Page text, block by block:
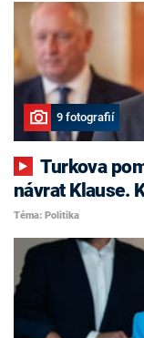
9 fotografií
Turkova pomsta, nekonfliktní Havlíček i
návrat Klause.
Téma: Politika